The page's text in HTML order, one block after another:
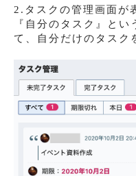
2.タスクの管理画面が
『自分のタスク』と
て、自分だけのタスク